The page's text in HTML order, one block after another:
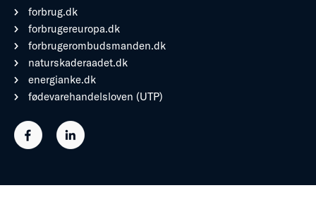
forbrug.dk
forbrugereuropa.dk
forbrugerombudsmanden.dk
naturskaderaadet.dk
energianke.dk
fødevarehandelsloven (UTP)